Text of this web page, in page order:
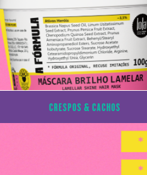
CRESPOS & CACHOS